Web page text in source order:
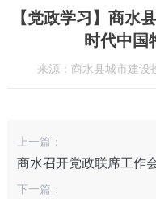
【党政学习】商水
时代中国
来源：商水县城市建设
上一篇：
商水召开党政联席工作
下一篇：